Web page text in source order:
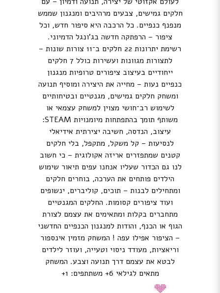
חלקים גמישים, צבעים מרהיבים ומנגנון שממש
מנפנף כנפיים. כל הרכבה היא סיפור חדש, וכל
ציפור – הרפתקה חדשה בג’ונגל הדמיוני.
רשימת יתרונות 22 חלקים ב־11 צורות שונות –
לתצורות מגוונות ועשירות כולל 7 חלקים
ייחודיים בעיצוב ציפורים טרופיות מנגנון
כנפיים נעות – מחייה את היצירה ומוסיף תנועה
ומשחק חלקים גמישים, מגנטיים ובטיחותיים
לשימוש רב־חושי מצוין למשחק עצמאי או
משותף תומך בהתפתחות מיומנויות STEAM:
עיצוב, הנדסה, חשיבה יצירתית אידיאלי
לנסיעות – קל משקל, מתקפל, בלי חלקים
קטנים שמתפזרים אריזה אקולוגית – כי חשוב
לנו גם הכדור שעליו אנחנו עפים תיאור שימוש
הילדים פותחים את הערכה, בוחרים חלקים
ומתחילים לבנות – תוכים, קוליברים, ינשופים
ועוד ציפורים קסומות. החלקים המגנטיים
מתחברים בקלות ומתאימים את עצמם לצורת
הגוף או הכנף, והודות למנגנון הכנפיים החדשני
– הציפור אפילו עפה ! המשחק מזמין אינספור
וריאציות, מעודד ניסוי וטעייה, ועוזר לילדים
לבטא את עצמם דרך תנועה וצבע. המשחק
מתאים לגילאי 6+ משתתפים: 1+